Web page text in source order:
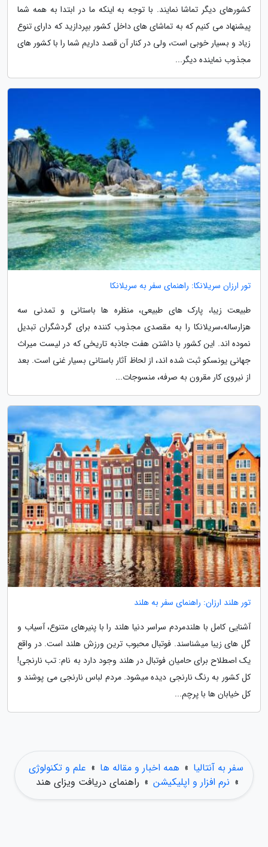
کشورهای دیگر تماشا نمایند. با توجه به اینکه ما در ابتدا به همه شما
پیشنهاد می کنیم که به تماشای های داخل کشور بپردازید که دارای تنوع
زیاد و بسیار خوبی است، ولی در کنار آن قصد داریم شما را با کشور های
مجذوب نماینده دیگر...
تور ارزان سریلانکا: راهنمای سفر به سریلانکا
طبیعت زیبا، پارک های طبیعی، منظره ها باستانی و تمدنی سه
هزارساله،سریلانکا را به مقصدی مجذوب کننده برای گردشگران تبدیل
نموده اند. این کشور با داشتن هفت جاذبه تاریخی که در لیست میراث
جهانی یونسکو ثبت شده اند، از لحاظ آثار باستانی بسیار غنی است. بعد
از نیروی کار مقرون به صرفه، منسوجات...
تور هلند ارزان: راهنمای سفر به هلند
آشنایی کامل با هلندمردم سراسر دنیا هلند را با پنیرهای متنوع، آسیاب و
گل های زیبا میشناسند. فوتبال محبوب ترین ورزش هلند است. در واقع
یک اصطلاح برای حامیان فوتبال در هلند وجود دارد به نام: تب نارنجی!
کل کشور به رنگ نارنجی دیده میشود. مردم لباس نارنجی می پوشند و
کل خیابان ها با پرچم...
سفر به آنتالیا » همه اخبار و مقاله ها » علم و تکنولوژی
» نرم افزار و اپلیکیشن » راهنمای دریافت ویزای هند